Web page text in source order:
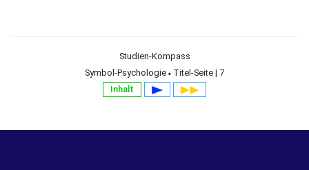
Studien-Kompass
Symbol-Psychologie
Titel-Seite | 7
Inhalt